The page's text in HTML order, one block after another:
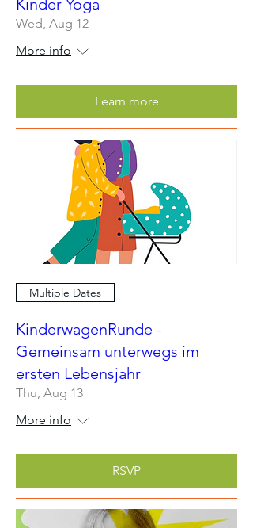
Wed, Aug 12
More info
Learn more
Multiple Dates
KinderwagenRunde -
Gemeinsam unterwegs im
ersten Lebensjahr
Thu, Aug 13
More info
RSVP